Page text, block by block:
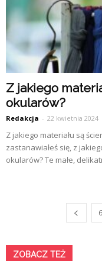
Z jakiego
okularów?
Redakcja - 22 kwietnia 2024
Z jakiego materiału są
zastanawiałeś się, z
okularów? Te małe,
ZOBACZ TEŻ